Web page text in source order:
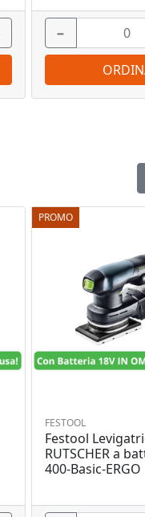
PROMO
FESTOOL
Festool
RUTSCHER a
400-Basic-ERGO
−